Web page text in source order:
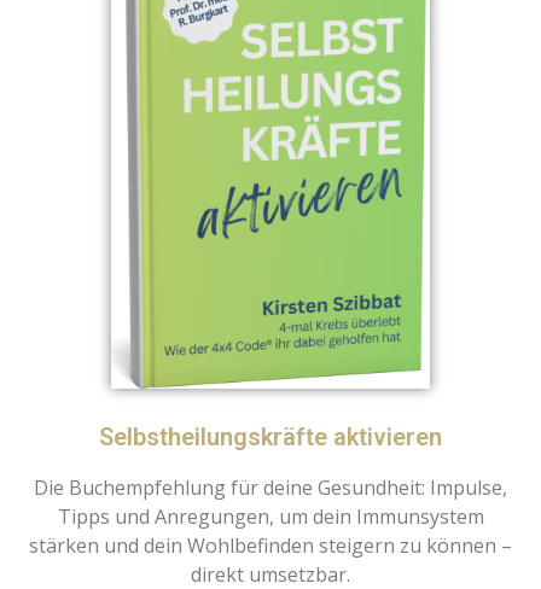
Selbstheilungskräfte aktivieren
Die Buchempfehlung für deine Gesundheit: Impulse,
Tipps und Anregungen, um dein Immunsystem
stärken und dein Wohlbefinden steigern zu können –
direkt umsetzbar.